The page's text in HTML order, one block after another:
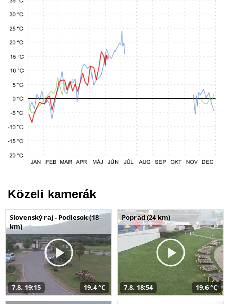
Közeli kamerák
Slovenský raj - Podlesok (18
km)
7.8. 19:15 19,4 °C
Poprad (24 km)
7.8. 18:54 19,6 °C